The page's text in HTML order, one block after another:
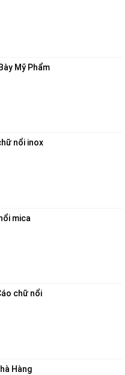
Mỹ Phẩm
nổi inox
mica
chữ nổi
Hàng